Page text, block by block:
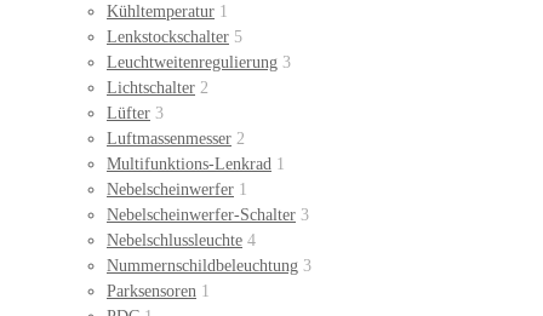
Kühltemperatur 1
Lenkstockschalter 5
Leuchtweitenregulierung 3
Lichtschalter 2
Lüfter 3
Luftmassenmesser 2
Multifunktions-Lenkrad 1
Nebelscheinwerfer 1
Nebelscheinwerfer-Schalter 3
Nebelschlussleuchte 4
Nummernschildbeleuchtung 3
Parksensoren 1